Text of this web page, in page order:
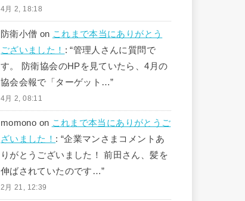
4月 2, 18:18
防衛小僧 on これまで本当にありがとう
ございました！ : “管理人さんに質問で
す。 防衛協会のHPを見ていたら、4月の
協会会報で「ターゲット…”
4月 2, 08:11
momono on これまで本当にありがとうご
ざいました！ : “企業マンさまコメントあ
りがとうございました！ 前田さん、髪を
伸ばされていたのです…”
2月 21, 12:39